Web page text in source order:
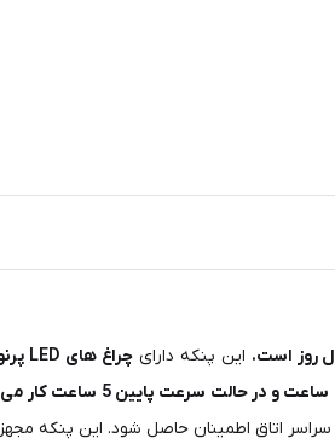
این پنکه دارایچراغ های LED پرنور